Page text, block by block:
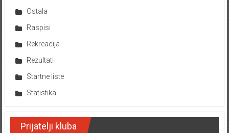
Ostala
Raspisi
Rekreacija
Rezultati
Startne liste
Statistika
Prijatelji kluba